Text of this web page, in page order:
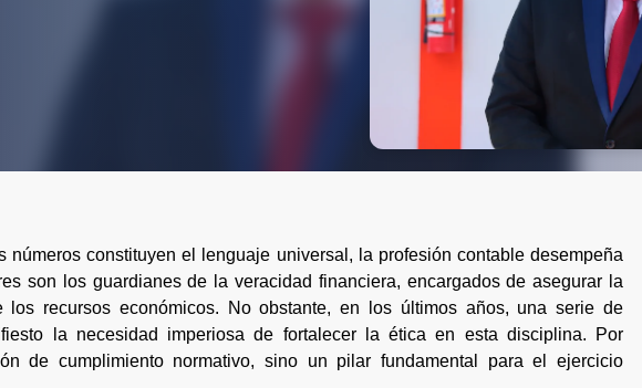
constituyen el lenguaje universal, la profesión contable desempeña
son los guardianes de la veracidad financiera, encargados de asegurar la
recursos económicos. No obstante, en los últimos años, una serie de
la necesidad imperiosa de fortalecer la ética en esta disciplina. Por
de cumplimiento normativo, sino un pilar fundamental para el ejercicio